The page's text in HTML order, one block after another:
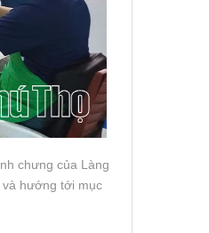
chưng của Làng
và hướng tới mục